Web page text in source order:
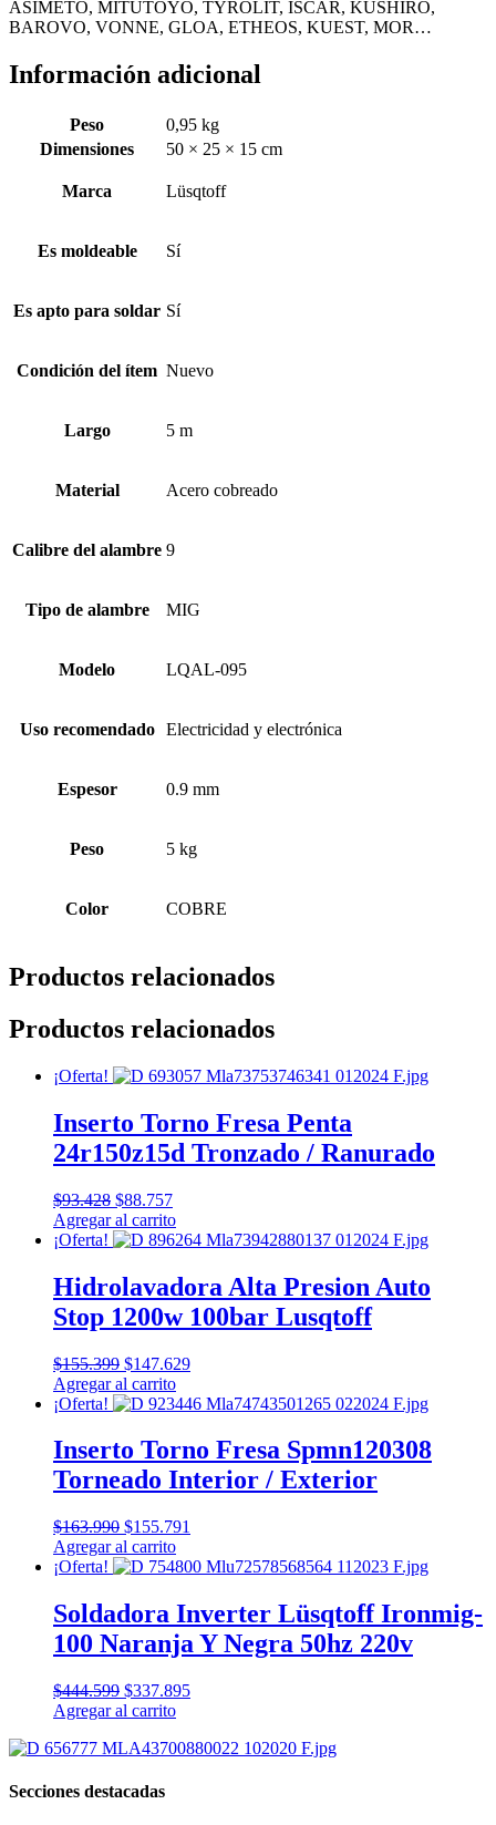
ASIMETO, MITUTOYO, TYROLIT, ISCAR, KUSHIRO,
BAROVO, VONNE, GLOA, ETHEOS, KUEST, MOR…
Información adicional
Peso
0,95 kg
Dimensiones
50 × 25 × 15 cm
Marca Lüsqtoff
Es moldeable Sí
Es apto para soldar Sí
Condición del ítem Nuevo
Largo 5 m
Material Acero cobreado
Calibre del alambre 9
Tipo de alambre MIG
Modelo LQAL-095
Uso recomendado Electricidad y electrónica
Espesor 0.9 mm
Peso 5 kg
Color COBRE
Productos relacionados
Productos relacionados
¡Oferta!
Inserto Torno Fresa Penta
24r150z15d Tronzado / Ranurado
$93.428 El
precio
original
$93.428.
$88.757El
precio
actual
$88.757.
Agregar al carrito
¡Oferta!
Hidrolavadora Alta Presion Auto
Stop 1200w 100bar Lusqtoff
$155.399 El
precio
original
$155.399.
$147.629El
actual
$147.629.
Agregar al carrito
¡Oferta!
Inserto Torno Fresa Spmn120308
Torneado Interior / Exterior
$163.990 El
precio
original
$163.990.
$155.791
actual
$155.791.
Agregar al carrito
¡Oferta!
Soldadora Inverter Lüsqtoff Ironmig-
100 Naranja Y Negra 50hz 220v
$444.599 El
precio
era:
$337.895El
es:
Agregar al carrito
Secciones destacadas